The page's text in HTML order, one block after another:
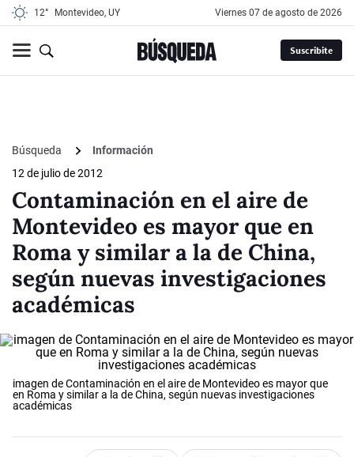
12° Montevideo, UY viernes 07 de agosto de 2026
Suscribite
Búsqueda
Información
12 de julio de 2012
Contaminación en el aire de
Montevideo es mayor que en
Roma y similar a la de China,
según nuevas investigaciones
académicas
imagen de Contaminación en el aire de Montevideo es mayor que
en Roma y similar a la de China, según nuevas investigaciones
académicas